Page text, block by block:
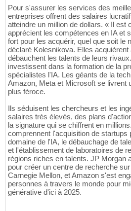
Pour s'assurer les services des
entreprises offrent des salaires
atteindre un million de dollars. « Il est
apprécient les compétences en IA et
fort pour les acquérir, quel que soit le
déclaré Kolesnikova. Elles
débauchent les talents de leurs
investissent dans la formation de la
spécialistes l'IA. Les géants de la
Amazon, Meta et Microsoft se livrent
plus féroce.
Ils séduisent les chercheurs et les
salaires très élevés, des plans
la signature qui se chiffrent en
comprennent l'acquisition de startups
domaine de l'IA, le débauchage de
et l'établissement de laboratoires de
régions riches en talents. JP Morgan
pour créer un centre de recherche
Carnegie Mellon, et Amazon s'est
personnes à travers le monde pour
générative d'ici à 2025.